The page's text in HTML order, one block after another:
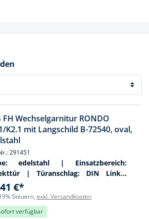
FH Wechselgarnitur RONDO
K2.1 mit Langschild B-72540, oval,
291451
edelstahl | Einsatzbereich:
| Türanschlag: DIN Links-
| Lochung:
€*
Steuern, exkl. Versandkosten
verfügbar